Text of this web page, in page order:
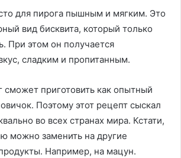
для пирога пышным и мягким. Это
вид бисквита, который только
При этом он получается
сладким и пропитанным.
сможет приготовить как опытный
Поэтому этот рецепт сыскал
во всех странах мира. Кстати,
можно заменить на другие
Например, на мацун.